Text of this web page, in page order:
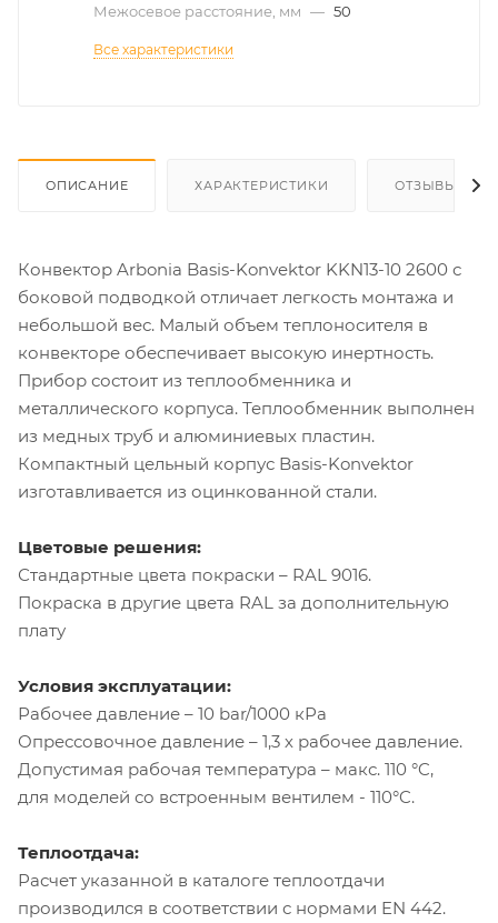
Межосевое расстояние, мм — 50
Все характеристики
ОПИСАНИЕ ХАРАКТЕРИСТИКИ ОТЗЫВЫ
Конвектор Arbonia Basis-Konvektor KKN13-10 2600 с
боковой подводкой отличает легкость монтажа и
небольшой вес. Малый объем теплоносителя в
конвекторе обеспечивает высокую инертность.
Прибор состоит из теплообменника и
металлического корпуса. Теплообменник выполнен
из медных труб и алюминиевых пластин.
Компактный цельный корпус Basis-Konvektor
изготавливается из оцинкованной стали.
Цветовые решения:
Стандартные цвета покраски – RAL 9016.
Покраска в другие цвета RAL за дополнительную
плату
Условия эксплуатации:
Рабочее давление – 10 bar/1000 кРа
Опрессовочное давление – 1,3 х рабочее давление.
Допустимая рабочая температура – макс. 110 °C,
для моделей со встроенным вентилем - 110°C.
Теплоотдача:
Расчет указанной в каталоге теплоотдачи
производился в соответствии с нормами EN 442.